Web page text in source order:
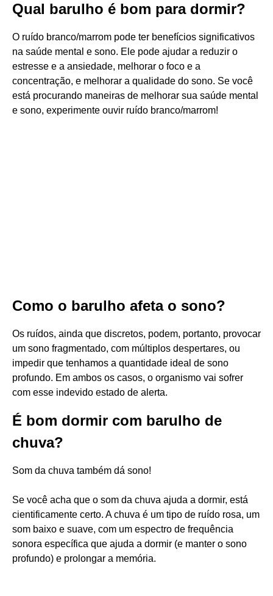
Qual barulho é bom para dormir?
O ruído branco/marrom pode ter benefícios significativos
na saúde mental e sono. Ele pode ajudar a reduzir o
estresse e a ansiedade, melhorar o foco e a
concentração, e melhorar a qualidade do sono. Se você
está procurando maneiras de melhorar sua saúde mental
e sono, experimente ouvir ruído branco/marrom!
Como o barulho afeta o sono?
Os ruídos, ainda que discretos, podem, portanto, provocar
um sono fragmentado, com múltiplos despertares, ou
impedir que tenhamos a quantidade ideal de sono
profundo. Em ambos os casos, o organismo vai sofrer
com esse indevido estado de alerta.
É bom dormir com barulho de
chuva?
Som da chuva também dá sono!
Se você acha que o som da chuva ajuda a dormir, está
cientificamente certo. A chuva é um tipo de ruído rosa, um
som baixo e suave, com um espectro de frequência
sonora específica que ajuda a dormir (e manter o sono
profundo) e prolongar a memória.